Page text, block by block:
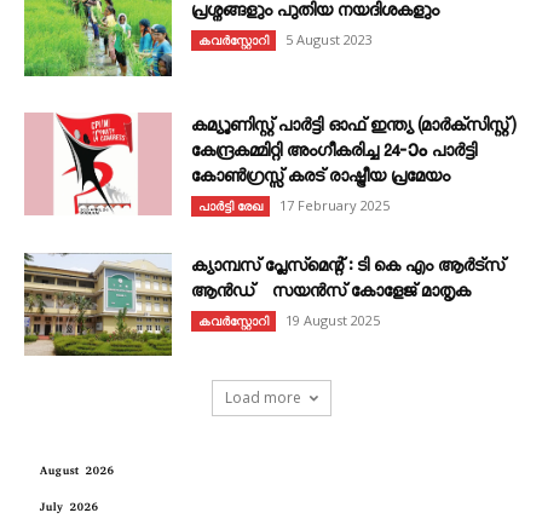
പ്രശ്നങ്ങളും പുതിയ നയദിശകളും
കവര്‍സ്റ്റോറി 5 August 2023
കമ്യൂണിസ്റ്റ് പാർട്ടി ഓഫ് ഇന്ത്യ (മാർക്സിസ്റ്റ്)
കേന്ദ്രകമ്മിറ്റി അംഗീകരിച്ച 24‐ാം പാർട്ടി
കോൺഗ്രസ്സ് കരട് രാഷ്ട്രീയ പ്രമേയം
പാർട്ടി രേഖ 17 February 2025
ക്യാമ്പസ് പ്ലേസ്മെന്റ് : ടി കെ എം ആർട്സ്
ആൻഡ് സയൻസ് കോളേജ് മാതൃക
കവര്‍സ്റ്റോറി 19 August 2025
Load more
August 2026
July 2026